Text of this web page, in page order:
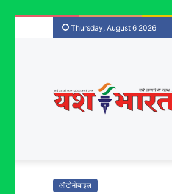
Thursday, August 6 2026
ऑटोमोबाइल